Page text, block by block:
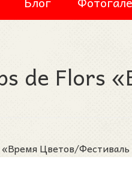
de Flors
«Время Цветов/